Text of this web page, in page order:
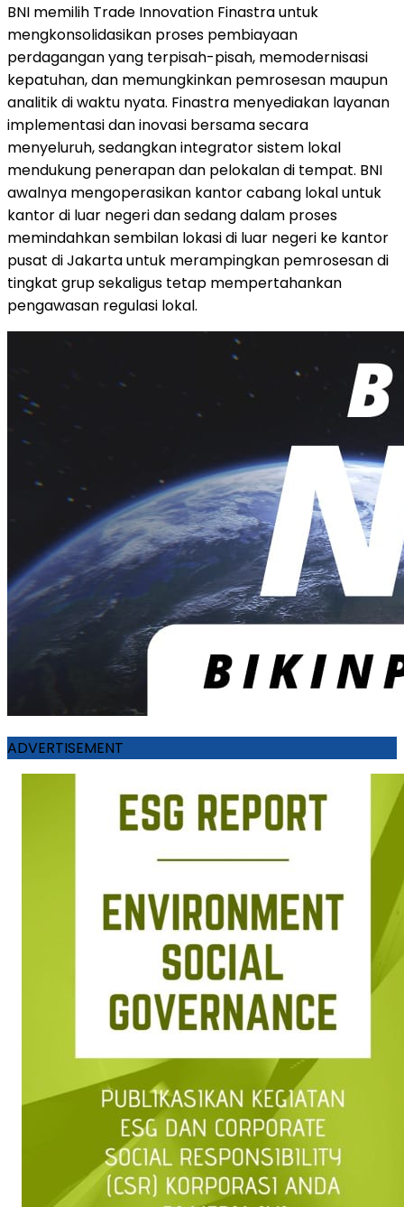
BNI memilih Trade Innovation Finastra untuk
mengkonsolidasikan proses pembiayaan
perdagangan yang terpisah-pisah, memodernisasi
kepatuhan, dan memungkinkan pemrosesan maupun
analitik di waktu nyata. Finastra menyediakan layanan
implementasi dan inovasi bersama secara
menyeluruh, sedangkan integrator sistem lokal
mendukung penerapan dan pelokalan di tempat. BNI
awalnya mengoperasikan kantor cabang lokal untuk
kantor di luar negeri dan sedang dalam proses
memindahkan sembilan lokasi di luar negeri ke kantor
pusat di Jakarta untuk merampingkan pemrosesan di
tingkat grup sekaligus tetap mempertahankan
pengawasan regulasi lokal.
ADVERTISEMENT